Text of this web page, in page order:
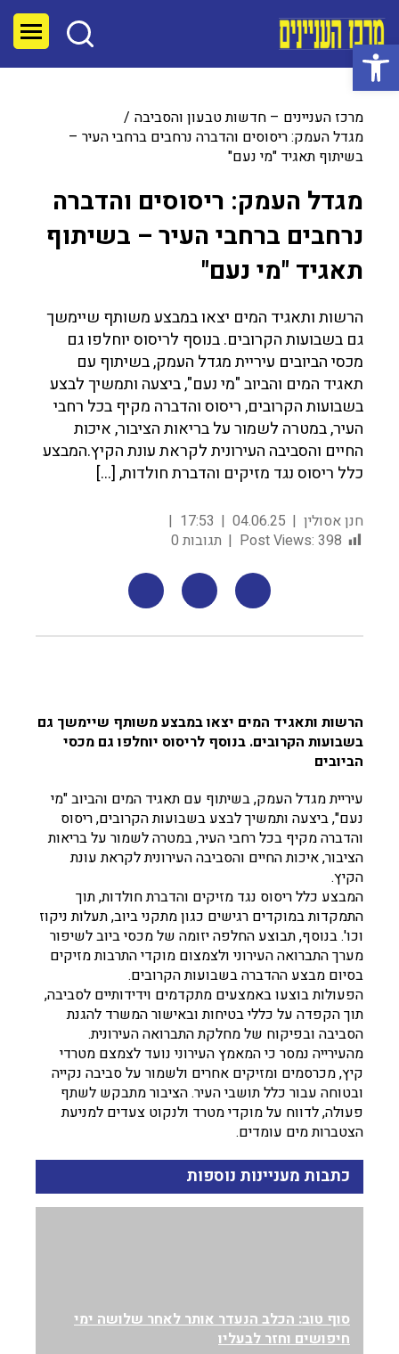
פתח סרגל נגישות
מרכז העניינים – חדשות טבעון והסביבה
מגדל העמק: ריסוסים והדברה נרחבים ברחבי העיר –
בשיתוף תאגיד "מי נעם"
מגדל העמק: ריסוסים והדברה
נרחבים ברחבי העיר – בשיתוף
תאגיד "מי נעם"
הרשות ותאגיד המים יצאו במבצע משותף שיימשך
גם בשבועות הקרובים. בנוסף לריסוס יוחלפו גם
מכסי הביובים עיריית מגדל העמק, בשיתוף עם
תאגיד המים והביוב "מי נעם", ביצעה ותמשיך לבצע
בשבועות הקרובים, ריסוס והדברה מקיף בכל רחבי
העיר, במטרה לשמור על בריאות הציבור, איכות
החיים והסביבה העירונית לקראת עונת הקיץ.המבצע
כלל ריסוס נגד מזיקים והדברת חולדות, […]
חנן אסולין 04.06.25
17:53
Post Views: 398 תגובות 0
הרשות ותאגיד המים יצאו במבצע משותף שיימשך גם
בשבועות הקרובים. בנוסף לריסוס יוחלפו גם מכסי
הביובים
עיריית מגדל העמק, בשיתוף עם תאגיד המים והביוב "מי
נעם", ביצעה ותמשיך לבצע בשבועות הקרובים, ריסוס
והדברה מקיף בכל רחבי העיר, במטרה לשמור על בריאות
הציבור, איכות החיים והסביבה העירונית לקראת עונת
הקיץ.
המבצע כלל ריסוס נגד מזיקים והדברת חולדות, תוך
התמקדות במוקדים רגישים כגון מתקני ביוב, תעלות ניקוז
וכו'. בנוסף, תבוצע החלפה יזומה של מכסי ביוב לשיפור
מערך התברואה העירוני ולצמצום מוקדי התרבות מזיקים
בסיום מבצע ההדברה בשבועות הקרובים.
הפעולות בוצעו באמצעים מתקדמים וידידותיים לסביבה,
תוך הקפדה על כללי בטיחות ובאישור המשרד להגנת
הסביבה ובפיקוח של מחלקת התברואה העירונית.
מהעירייה נמסר כי המאמץ העירוני נועד לצמצם מטרדי
קיץ, מכרסמים ומזיקים אחרים ולשמור על סביבה נקייה
ובטוחה עבור כלל תושבי העיר. הציבור מתבקש לשתף
פעולה, לדווח על מוקדי מטרד ולנקוט צעדים למניעת
הצטברות מים עומדים.
כתבות מעניינות נוספות
סוף טוב: הכלב הנעדר אותר לאחר שלושה ימי
חיפושים וחזר לבעליו